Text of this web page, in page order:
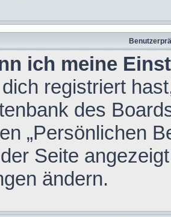
ich meine
registriert
des
„Persönlichen
Seite
ändern.